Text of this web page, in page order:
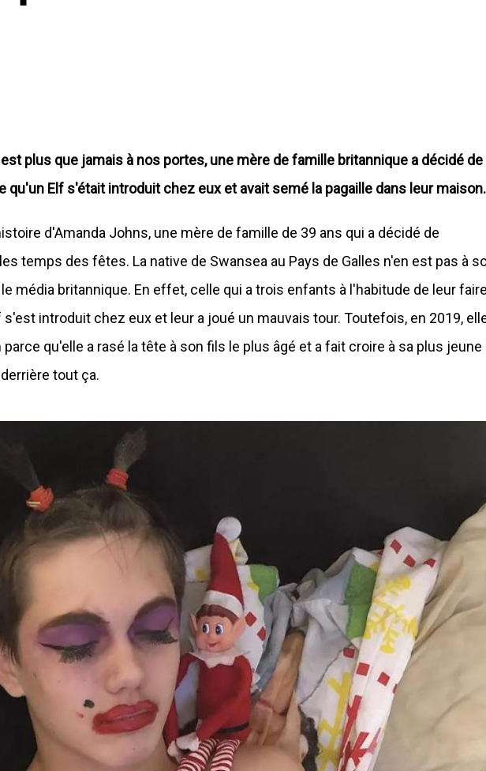
plus que jamais à nos portes, une mère de famille britannique a décidé de
qu'un Elf s'était introduit chez eux et avait semé la pagaille dans leur maison.
d'Amanda Johns, une mère de famille de 39 ans qui a décidé de
temps des fêtes. La native de Swansea au Pays de Galles n'en est pas à
média britannique. En effet, celle qui a trois enfants à l'habitude de leur
introduit chez eux et leur a joué un mauvais tour. Toutefois, en 2019,
qu'elle a rasé la tête à son fils le plus âgé et a fait croire à sa plus jeune
tout ça.